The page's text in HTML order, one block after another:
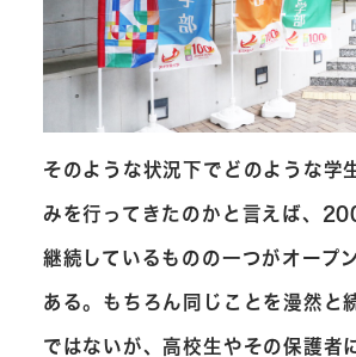
そのような状況下でどのような学
みを行ってきたのかと言えば、
継続しているものの一つがオープ
ある。もちろん同じことを漫然と
ではないが、高校生やその保護者